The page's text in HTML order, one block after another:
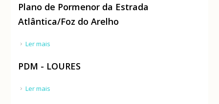
Plano de Pormenor da Estrada
Atlântica/Foz do Arelho
Ler mais
PDM - LOURES
Ler mais